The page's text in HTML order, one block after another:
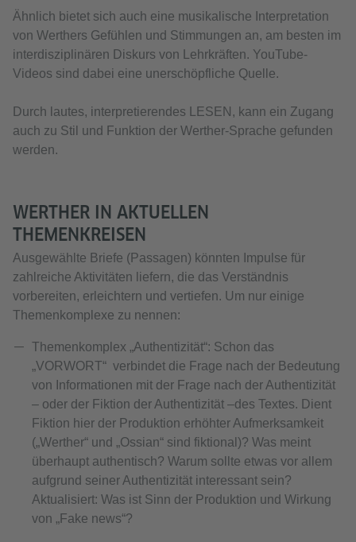
Ähnlich bietet sich auch eine musikalische Interpretation
von Werthers Gefühlen und Stimmungen an, am besten im
interdisziplinären Diskurs von Lehrkräften. YouTube-
Videos sind dabei eine unerschöpfliche Quelle.
Durch lautes, interpretierendes LESEN, kann ein Zugang
auch zu Stil und Funktion der Werther-Sprache gefunden
werden.
WERTHER IN AKTUELLEN
THEMENKREISEN
Ausgewählte Briefe (Passagen) könnten Impulse für
zahlreiche Aktivitäten liefern, die das Verständnis
vorbereiten, erleichtern und vertiefen. Um nur einige
Themenkomplexe zu nennen:
Themenkomplex „Authentizität“: Schon das
„VORWORT“ verbindet die Frage nach der Bedeutung
von Informationen mit der Frage nach der Authentizität
– oder der Fiktion der Authentizität –des Textes. Dient
Fiktion hier der Produktion erhöhter Aufmerksamkeit
(„Werther“ und „Ossian“ sind fiktional)? Was meint
überhaupt authentisch? Warum sollte etwas vor allem
aufgrund seiner Authentizität interessant sein?
Aktualisiert: Was ist Sinn der Produktion und Wirkung
von „Fake news“?